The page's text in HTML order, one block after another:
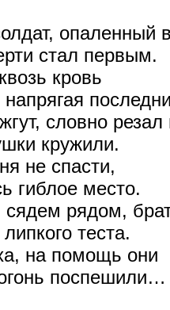
опаленный
стал первым.
кровь
словно
кружили.
не спасти,
гиблое место.
сядем рядом,
теста.
на помощь они
поспешили…